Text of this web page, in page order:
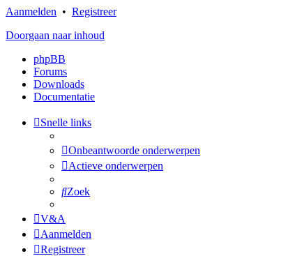
Aanmelden • Registreer
Doorgaan naar inhoud
phpBB
Forums
Downloads
Documentatie
Snelle links
Onbeantwoorde onderwerpen
Actieve onderwerpen
Zoek
V&A
Aanmelden
Registreer